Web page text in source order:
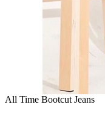
All Time Bootcut Jeans